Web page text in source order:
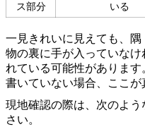
ス部分
いる
一見きれいに見えても、
物の裏に手が入っていな
れている可能性がありま
書いていない場合、ここが
現地確認の際は、次のよ
さい。